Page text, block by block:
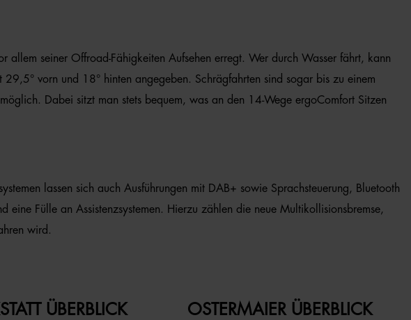
seiner Offroad-Fähigkeiten Aufsehen erregt. Wer durch Wasser fährt, kann
vorn und 18° hinten angegeben. Schrägfahrten sind sogar bis zu einem
Dabei sitzt man stets bequem, was an den 14-Wege ergoComfort Sitzen
lassen sich auch Ausführungen mit DAB+ sowie Sprachsteuerung, Bluetooth
Fülle an Assistenzsystemen. Hierzu zählen die neue Multikollisionsbremse,
wird.
ÜBERBLICK OSTERMAIER ÜBERBLICK